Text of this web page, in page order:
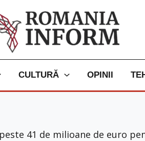
CULTURĂ OPINII
41 de milioane de euro